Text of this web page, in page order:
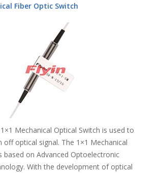
Fiber Optic Switch
1×1 Mechanical Optical Switch is used to
off optical signal. The 1×1 Mechanical
based on Advanced Optoelectronic
With the development of optical